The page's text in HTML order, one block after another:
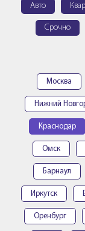
Авто
Срочно
Москва
Нижний
Краснодар
Омск
Барнаул
Иркутск
Оренбург